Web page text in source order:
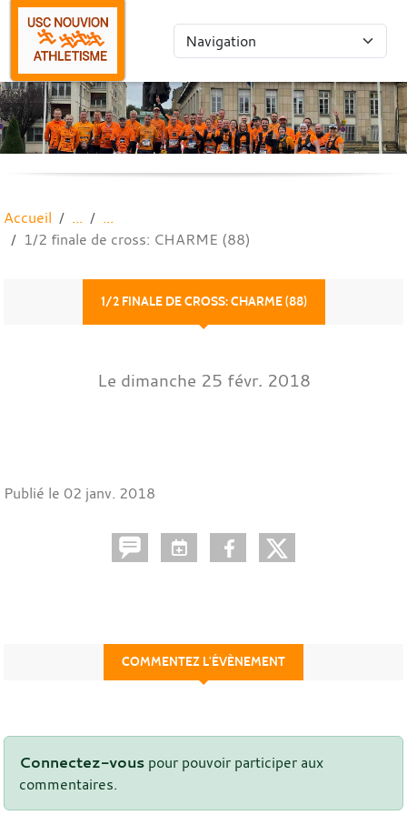
Accueil
1/2 finale de cross: CHARME (88)
1/2 FINALE DE CROSS: CHARME (88)
Le dimanche 25 févr. 2018
Publié le 02 janv. 2018
COMMENTEZ L’ÉVÈNEMENT
Connectez-vous pour pouvoir participer aux
commentaires.
Panneau de gestion des cookies